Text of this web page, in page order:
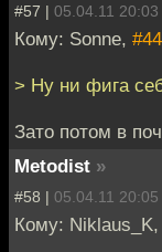
#57 | 05.04.11 20:03
Кому: Sonne, #44
> Ну ни фига
Зато потом в
Metodist »
#58 | 05.04.11 20:05
Кому: Niklaus_K,